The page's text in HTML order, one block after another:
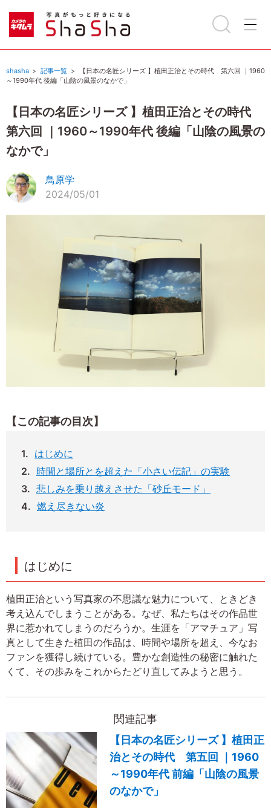
shasha 記事一覧
【日本の名匠シリーズ 】植田正治とその時代 第六回 ｜1960
～1990年代 後編「山陰の風景のなかで」
【日本の名匠シリーズ 】植田正治とその時代
第六回 ｜1960～1990年代 後編「山陰の風景の
なかで」
鳥原学
2024/05/01
【この記事の目次】
はじめに
時間と場所とを超えた「小さい伝記」の実験
悲しみを乗り越えさせた「砂丘モード」
燃え尽きない炎
はじめに
植田正治という写真家の不思議な魅力について、ときどき
考え込んでしまうことがある。なぜ、私たちはその作品世
界に惹かれてしまうのだろうか。生涯を「アマチュア」写
真として生きた植田の作品は、時間や場所を超え、今なお
ファンを獲得し続けている。豊かな創造性の秘密に触れた
くて、その歩みをこれからたどり直してみようと思う。
関連記事
【日本の名匠シリーズ 】植田正
治とその時代 第五回 ｜1960
～1990年代 前編「山陰の風景
のなかで」